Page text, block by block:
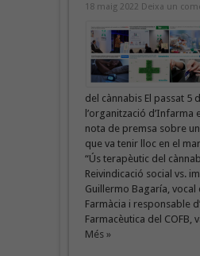
18 maig 2022 Deixa un
del cànnabis El passat 5
l’organització d’Infarma
nota de premsa sobre
que va tenir lloc en el
“Ús terapèutic del
Reivindicació social vs.
Guillermo Bagaría, vocal
Farmàcia i responsable
Farmacèutica del COFB,
Més »